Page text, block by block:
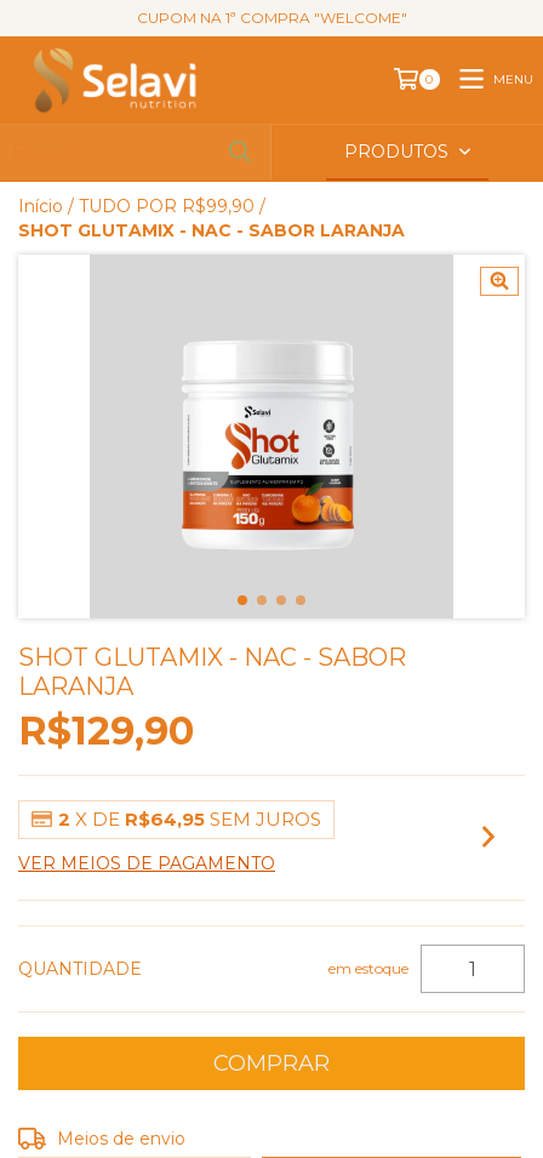
CUPOM NA 1ª COMPRA "WELCOME"
0 MENU
PRODUTOS
Início / TUDO POR R$99,90 /
SHOT GLUTAMIX - NAC - SABOR LARANJA
SHOT GLUTAMIX - NAC - SABOR
LARANJA
R$129,90
2 X DE R$64,95 SEM JUROS
VER MEIOS DE PAGAMENTO
QUANTIDADE em estoque
Entregas para o CEP:
Meios de envio